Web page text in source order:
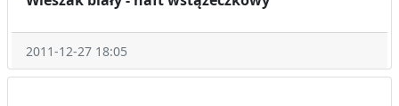
2011-12-27 18:05